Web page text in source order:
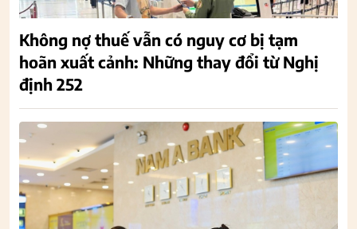
Không nợ thuế vẫn có nguy cơ bị tạm
hoãn xuất cảnh: Những thay đổi từ Nghị
định 252